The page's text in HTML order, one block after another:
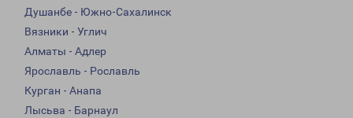
Душанбе - Южно-Сахалинск
Вязники - Углич
Алматы - Адлер
Ярославль - Рославль
Курган - Анапа
Лысьва - Барнаул